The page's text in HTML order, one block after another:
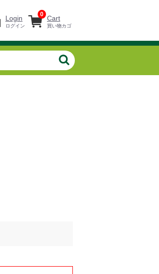
Cart
買い物カゴ
0
Login
ログイン